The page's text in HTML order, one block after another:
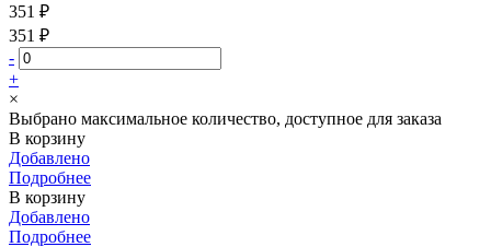
351 ₽
351 ₽
-
+
×
Выбрано максимальное количество, доступное для заказа
В корзину
Добавлено
Подробнее
В корзину
Добавлено
Подробнее